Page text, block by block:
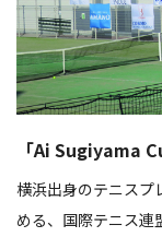
「Ai Sugiyama
横浜出身のテニスプ
める、国際テニス連